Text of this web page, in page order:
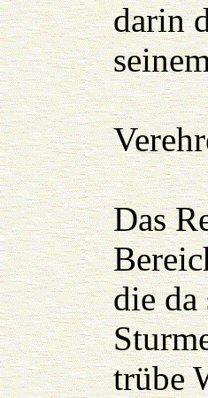
darin
Das
die da
trübe